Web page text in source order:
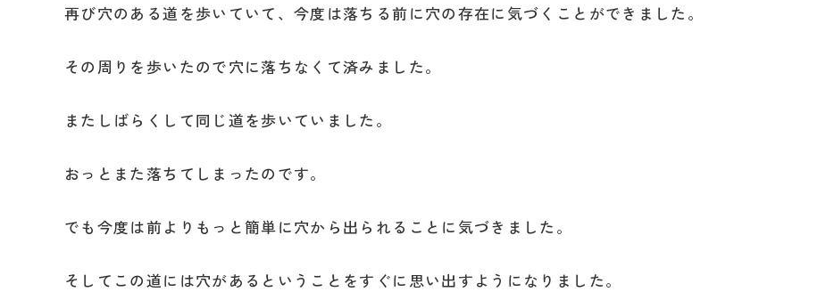
再び穴のある道を歩いていて、今度は落ちる前に穴の存在に気づくことができました。
その周りを歩いたので穴に落ちなくて済みました。
またしばらくして同じ道を歩いていました。
おっとまた落ちてしまったのです。
でも今度は前よりもっと簡単に穴から出られることに気づきました。
そしてこの道には穴があるということをすぐに思い出すようになりました。